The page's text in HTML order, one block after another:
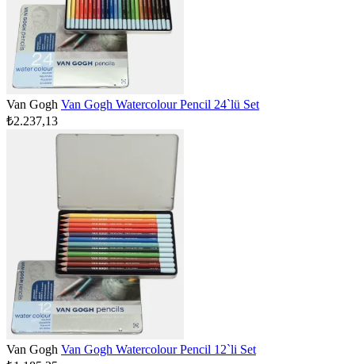
Van Gogh Van Gogh Watercolour Pencil 24`lü Set
₺2.237,13
Van Gogh Van Gogh Watercolour Pencil 12`li Set